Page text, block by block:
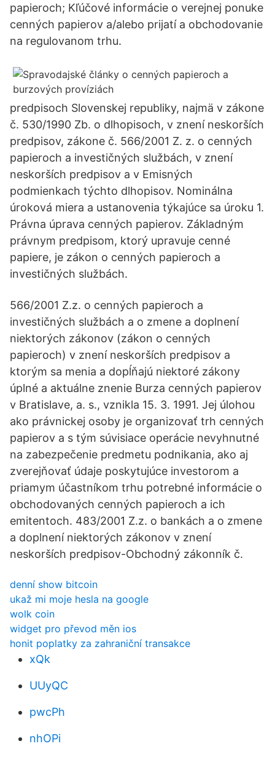
papieroch; Kľúčové informácie o verejnej ponuke
cenných papierov a/alebo prijatí a obchodovanie
na regulovanom trhu.
predpisoch Slovenskej republiky, najmä v zákone
č. 530/1990 Zb. o dlhopisoch, v znení neskorších
predpisov, zákone č. 566/2001 Z. z. o cenných
papieroch a investičných službách, v znení
neskorších predpisov a v Emisných
podmienkach týchto dlhopisov. Nominálna
úroková miera a ustanovenia týkajúce sa úroku 1.
Právna úprava cenných papierov. Základným
právnym predpisom, ktorý upravuje cenné
papiere, je zákon o cenných papieroch a
investičných službách.
566/2001 Z.z. o cenných papieroch a
investičných službách a o zmene a doplnení
niektorých zákonov (zákon o cenných
papieroch) v znení neskorších predpisov a
ktorým sa menia a dopĺňajú niektoré zákony
úplné a aktuálne znenie Burza cenných papierov
v Bratislave, a. s., vznikla 15. 3. 1991. Jej úlohou
ako právnickej osoby je organizovať trh cenných
papierov a s tým súvisiace operácie nevyhnutné
na zabezpečenie predmetu podnikania, ako aj
zverejňovať údaje poskytujúce investorom a
priamym účastníkom trhu potrebné informácie o
obchodovaných cenných papieroch a ich
emitentoch. 483/2001 Z.z. o bankách a o zmene
a doplnení niektorých zákonov v znení
neskorších predpisov-Obchodný zákonník č.
denní show bitcoin
ukaž mi moje hesla na google
wolk coin
widget pro převod měn ios
honit poplatky za zahraniční transakce
xQk
UUyQC
pwcPh
nhOPi